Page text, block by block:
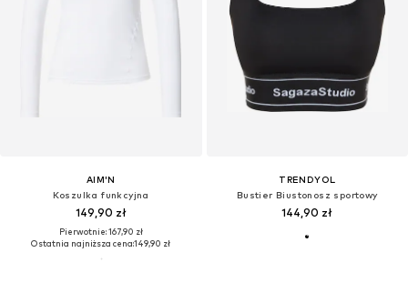
AIM'N
Koszulka funkcyjna
149,90 zł
Pierwotnie: 167,90 zł
Ostatnia najniższa cena:149,90 zł
TRENDYOL
Bustier Biustonosz sportowy
144,90 zł